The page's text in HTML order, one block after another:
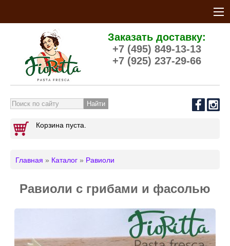
Заказать доставку:
+7 (495) 849-13-13
+7 (925) 237-29-66
Корзина пуста.
Главная » Каталог » Равиоли
Равиоли с грибами и фасолью